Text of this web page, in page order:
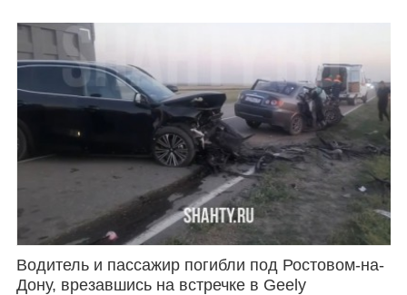
Водитель и пассажир погибли под Ростовом-на-
Дону, врезавшись на встречке в Geely